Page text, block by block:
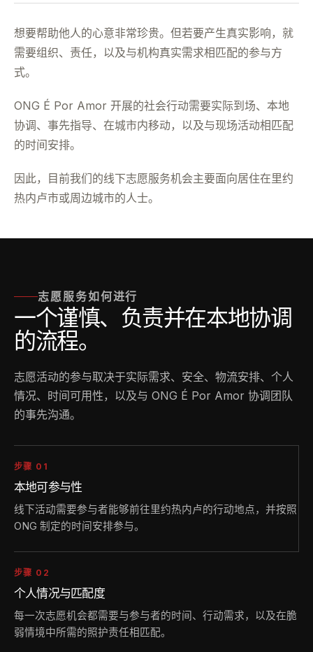
想要帮助他人的心意非常珍贵。但若要产生真实影响，就
需要组织、责任，以及与机构真实需求相匹配的参与方
式。
ONG É Por Amor 开展的社会行动需要实际到场、本地
协调、事先指导、在城市内移动，以及与现场活动相匹配
的时间安排。
因此，目前我们的线下志愿服务机会主要面向居住在里约
热内卢市或周边城市的人士。
志愿服务如何进行
一个谨慎、负责并在本地协调
的流程。
志愿活动的参与取决于实际需求、安全、物流安排、个人
情况、时间可用性，以及与 ONG É Por Amor 协调团队
的事先沟通。
步骤 01
本地可参与性
线下活动需要参与者能够前往里约热内卢的行动地点，并按照
ONG 制定的时间安排参与。
步骤 02
个人情况与匹配度
每一次志愿机会都需要与参与者的时间、行动需求，以及在脆
弱情境中所需的照护责任相匹配。